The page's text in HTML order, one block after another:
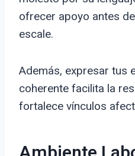
ofrecer apoyo antes
escale.
Además, expresar tus
coherente facilita la
fortalece vínculos